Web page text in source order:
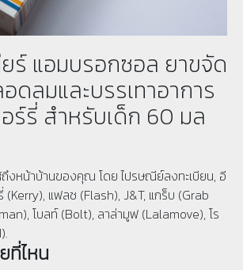
ร์ แอมบรอกซอล ยาขจัด
อดลมและบรรเทาอาการ
ร์รี่ สำหรับเด็ก 60 มล
งหน้าบ้านของคุณ โดย ไปรษณีย์ลงทะเบียน, อี
(Kerry), แฟลช (Flash), J&T, แกร็บ (Grab
โบลท์ (Bolt), ลาล่ามูฟ (Lalamove), โร
ที่ไหน